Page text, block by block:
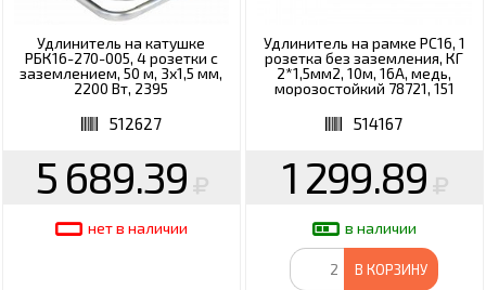
Удлинитель на катушке
РБК16-270-005, 4 розетки с
заземлением, 50 м, 3х1,5 мм,
2200 Вт, 2395
512627
5 689.39
нет в наличии
Удлинитель на рамке РС16, 1
розетка без заземления, КГ
2*1,5мм2, 10м, 16А, медь,
морозостойкий 78721, 151
514167
1 299.89
в наличии
В КОРЗИНУ